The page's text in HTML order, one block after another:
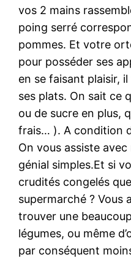
vos 2 mains
poing serré
pommes. Et votre
pour posséder ses
en se faisant plaisir,
ses plats. On sait ce
ou de sucre en plus,
frais… ). A condition
On vous assiste
génial simples.Et si
crudités congelés
supermarché ? Vous
trouver une
légumes, ou même
par conséquent